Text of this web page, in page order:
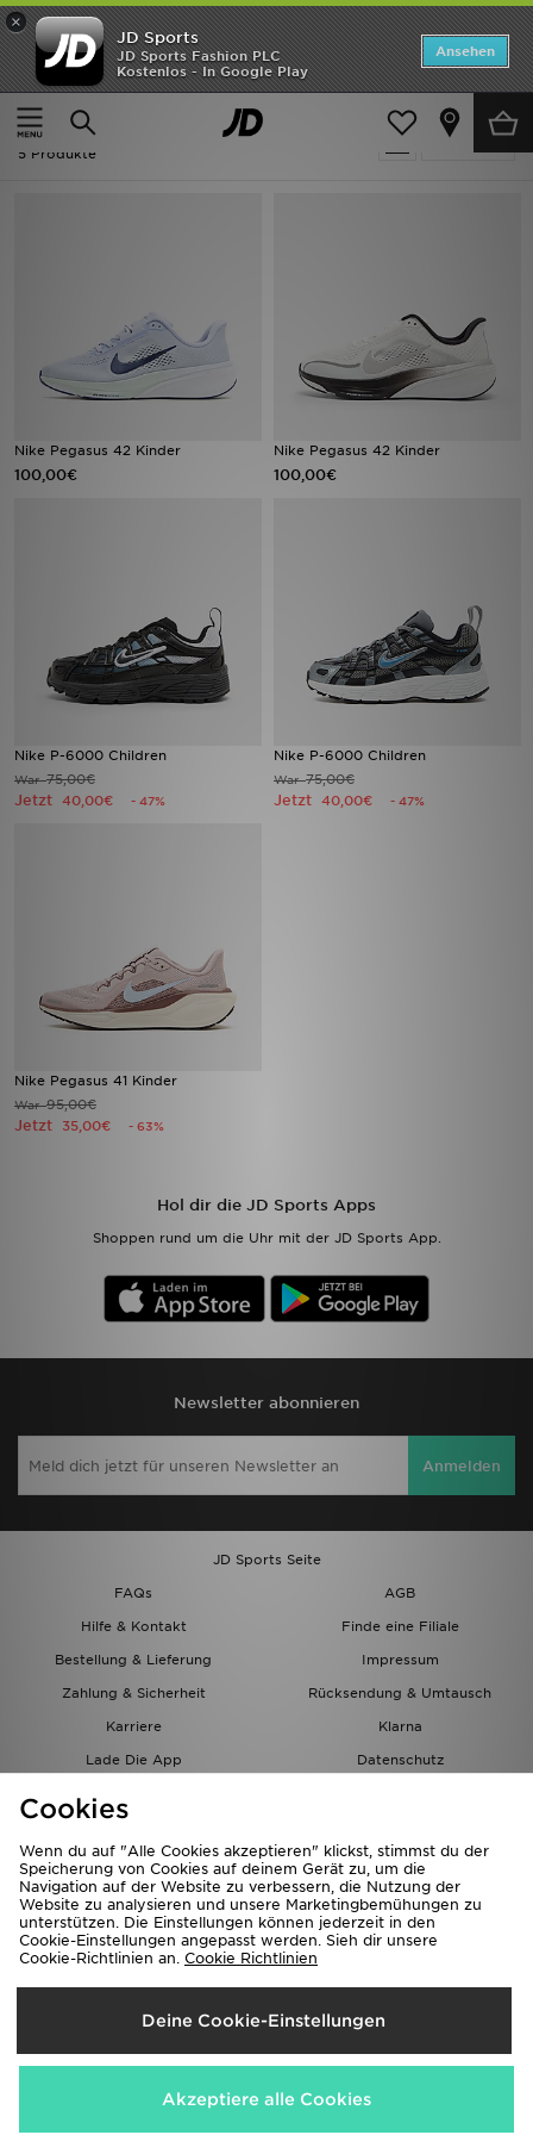
×
JD Sports
JD Sports Fashion PLC
Kostenlos - In Google Play
Ansehen
Startseite
Kinder
verfeinern
Kinder - Nike Pegasus
5 Produkte
Nike Pegasus 42 Kinder
100,00€
Nike Pegasus 42 Kinder
100,00€
Nike P-6000 Children
War75,00€
Jetzt 40,00€ - 47%
Nike P-6000 Children
War75,00€
Jetzt 40,00€ - 47%
Nike Pegasus 41 Kinder
War95,00€
Jetzt 35,00€ - 63%
Hol dir die JD Sports Apps
Shoppen rund um die Uhr mit der JD Sports App.
Newsletter abonnieren
Anmelden
JD Sports Seite
FAQs
AGB
Hilfe & Kontakt
Finde eine Filiale
Bestellung & Lieferung
Impressum
Zahlung & Sicherheit
Rücksendung & Umtausch
Karriere
Klarna
Lade Die App
Datenschutz
Lieferung Nach
Österreich
Wir akzeptieren folgende Zahlungsmethoden
Startseite
ANGEBOTE
Marken
Kinder
JD Exklusives
Lade Die APP
Geschenkkarte
Filialfinder
Mein JD
Hilfe & Kontakt
Trending Styles
Cookies
Wenn du auf "Alle Cookies akzeptieren" klickst, stimmst du der
Speicherung von Cookies auf deinem Gerät zu, um die
Navigation auf der Website zu verbessern, die Nutzung der
Website zu analysieren und unsere Marketingbemühungen zu
unterstützen. Die Einstellungen können jederzeit in den
Cookie-Einstellungen angepasst werden. Sieh dir unsere
Cookie-Richtlinien an. Cookie Richtlinien
Deine Cookie-Einstellungen
Akzeptiere alle Cookies